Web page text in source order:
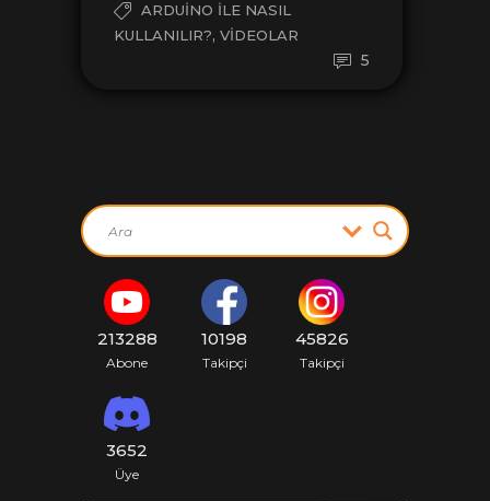
ARDUINO ILE NASIL
KULLANILIR?, VIDEOLAR
5
213288
Abone
10198
Takipçi
45826
Takipçi
3652
Üye